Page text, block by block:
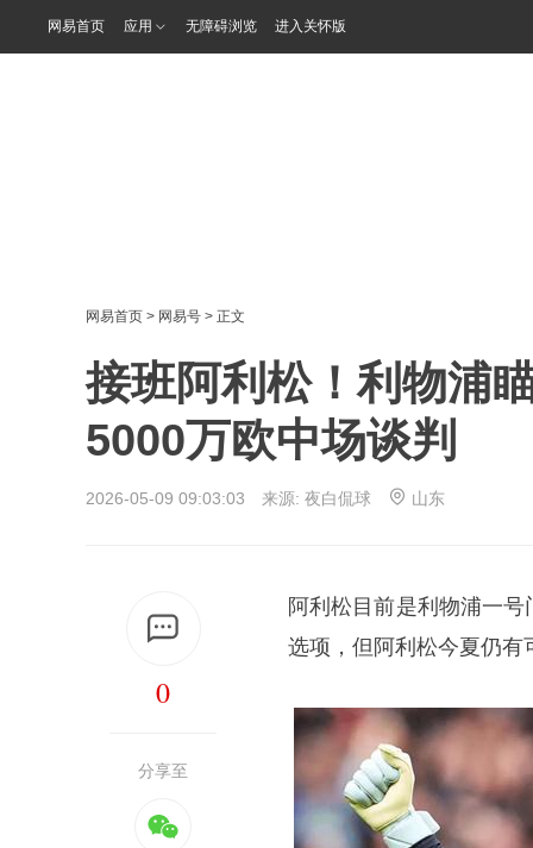
网易首页 应用 无障碍浏览 进入关怀版
网易首页 > 网易号 > 正文
接班阿利松！利物浦
5000万欧中场谈判
2026-05-09 09:03:03 来源: 夜白侃球 山东
0
分享至
阿利松目前是利物浦一
选项，但阿利松今夏仍有